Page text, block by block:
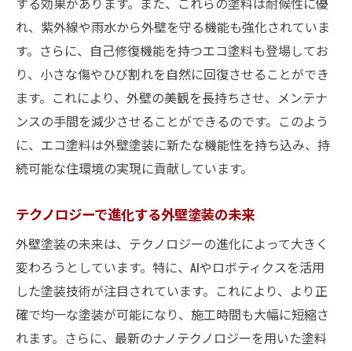
エコ塗料の進化持続可能な外壁塗装の実現
エコ塗料の最新トレンド
持続可能な外壁塗装の革新
エコ塗料の環境への影響と評価
持続可能な材料選びの重要性
エコ塗料の耐久性実証
環境と調和する塗装技術
最新技術で変わる外壁塗装のトレンド
ナノテクノロジーによる耐久性向上
自己修復機能を持つ先進的な塗料
最新技術の外壁塗装事例紹介
塗装技術の未来予測
革新技術がもたらす耐候性の向上
れ、紫外線や雨水から外壁を守る機能も強化されていま
す。さらに、自己修復機能を持つエコ塗料も登場してお
り、小さな傷やひび割れを自然に回復させることができ
ます。これにより、外壁の美観を長持ちさせ、メンテナ
ンスの手間を減少させることができるのです。このよう
に、エコ塗料は外壁塗装に新たな機能性を持ち込み、持
続可能な住環境の実現に貢献しています。
テクノロジーで進化する外壁塗装の未来
外壁塗装の未来は、テクノロジーの進化によって大きく
変わろうとしています。特に、AIやロボティクスを活用
した塗装技術が注目されています。これにより、より正
確で均一な塗装が可能になり、施工時間も大幅に短縮さ
れます。さらに、最新のナノテクノロジーを用いた塗料